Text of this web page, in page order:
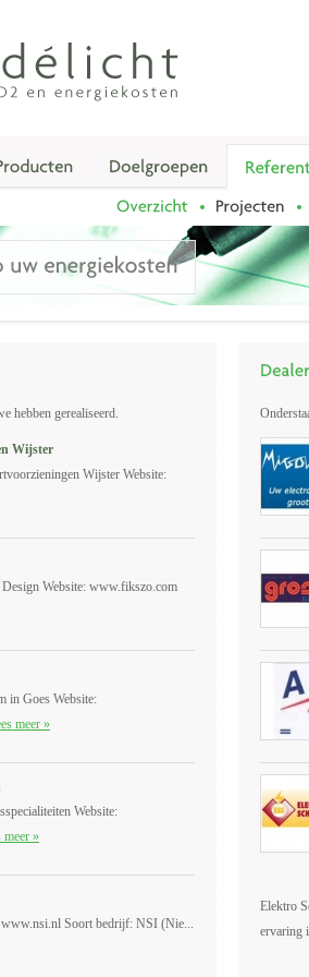
hebben gerealiseerd.
Wijster
Wijster Website:
Website: www.fikszo.com
in Goes Website:
meer »
Website:
meer »
Soort bedrijf: NSI (Nie...
Elektro
ervaring